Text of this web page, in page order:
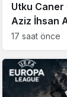
Utku Caner
Aziz İhsan
Gelişme
17 saat önce